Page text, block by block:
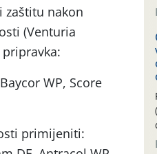
zaštitu nakon
(Venturia
WP, Score
primijeniti: